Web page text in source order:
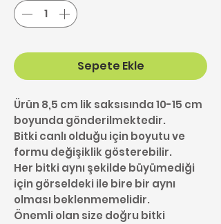
Sepete Ekle
Ürün 8,5 cm lik saksısında 10-15 cm
boyunda gönderilmektedir.
Bitki canlı olduğu için boyutu ve
formu değişiklik gösterebilir.
Her bitki aynı şekilde büyümediği
için görseldeki ile bire bir aynı
olması beklenmemelidir.
Önemli olan size doğru bitki